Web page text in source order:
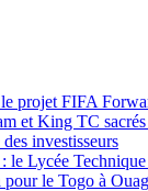
projet FIFA
et King TC
investisseurs
le Lycée
le Togo à